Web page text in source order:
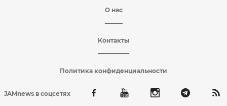
О нас
Контакты
Политика конфиденциальности
JAMnews в соцсетях